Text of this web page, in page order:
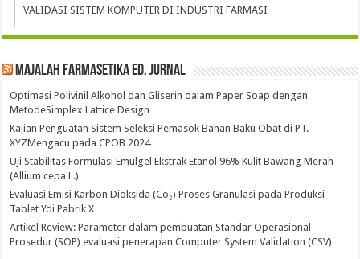
VALIDASI SISTEM KOMPUTER DI INDUSTRI FARMASI
Majalah Farmasetika Ed. Jurnal
Optimasi Polivinil Alkohol dan Gliserin dalam Paper Soap dengan
MetodeSimplex Lattice Design
Kajian Penguatan Sistem Seleksi Pemasok Bahan Baku Obat di PT.
XYZMengacu pada CPOB 2024
Uji Stabilitas Formulasi Emulgel Ekstrak Etanol 96% Kulit Bawang Merah
(Allium cepa L.)
Evaluasi Emisi Karbon Dioksida (Co₂) Proses Granulasi pada Produksi
Tablet Ydi Pabrik X
Artikel Review: Parameter dalam pembuatan Standar Operasional
Prosedur (SOP) evaluasi penerapan Computer System Validation (CSV)